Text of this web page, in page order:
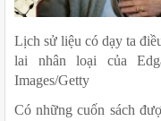
Lịch sử liệu có dạy ta
lai nhân loại của
Images/Getty
Có những cuốn sách